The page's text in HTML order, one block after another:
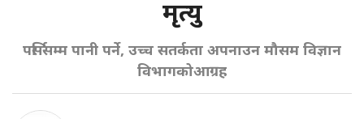
मृत्यु
पर्सिसम्म पानी पर्ने, उच्च सतर्कता अपनाउन मौसम विज्ञान
विभागकोआग्रह